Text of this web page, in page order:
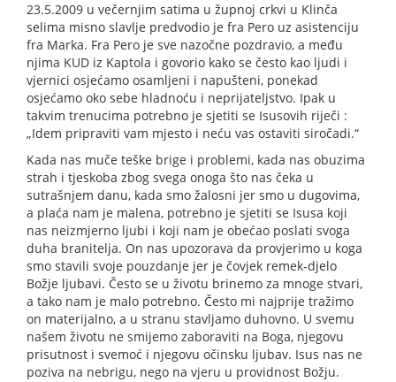
23.5.2009 u večernjim satima u župnoj crkvi u Klinča
selima misno slavlje predvodio je fra Pero uz asistenciju
fra Marka. Fra Pero je sve nazočne pozdravio, a među
njima KUD iz Kaptola i govorio kako se često kao ljudi i
vjernici osjećamo osamljeni i napušteni, ponekad
osjećamo oko sebe hladnoću i neprijateljstvo. Ipak u
takvim trenucima potrebno je sjetiti se Isusovih riječi :
„Idem pripraviti vam mjesto i neću vas ostaviti siročadi.“
Kada nas muče teške brige i problemi, kada nas obuzima
strah i tjeskoba zbog svega onoga što nas čeka u
sutrašnjem danu, kada smo žalosni jer smo u dugovima,
a plaća nam je malena, potrebno je sjetiti se Isusa koji
nas neizmjerno ljubi i koji nam je obećao poslati svoga
duha branitelja. On nas upozorava da provjerimo u koga
smo stavili svoje pouzdanje jer je čovjek remek-djelo
Božje ljubavi. Često se u životu brinemo za mnoge stvari,
a tako nam je malo potrebno. Često mi najprije tražimo
on materijalno, a u stranu stavljamo duhovno. U svemu
našem životu ne smijemo zaboraviti na Boga, njegovu
prisutnost i svemoć i njegovu očinsku ljubav. Isus nas ne
poziva na nebrigu, nego na vjeru u providnost Božju.